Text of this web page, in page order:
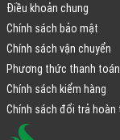
Điều khoản chung
Chính sách bảo mật
Chính sách vận chuyển
Phương thức thanh toán
Chính sách kiểm hàng
Chính sách đổi trả hoàn